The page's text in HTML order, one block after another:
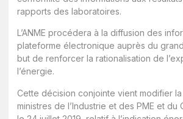
rapports des laboratoires.
L’ANME procédera à la diffusion des
plateforme électronique auprès du
but de renforcer la rationalisation de
l’énergie.
Cette décision conjointe vient modifier
ministres de l’Industrie et des PME et du